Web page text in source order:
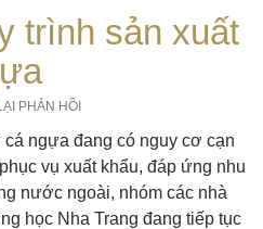
trình sản xuất
PHẢN HỒI
ngựa đang có nguy cơ cạn
vụ xuất khẩu, đáp ứng nhu
nước ngoài, nhóm các nhà
học Nha Trang đang tiếp tục